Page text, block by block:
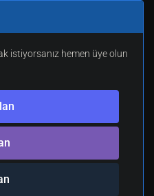
istiyorsanız hemen üye olun